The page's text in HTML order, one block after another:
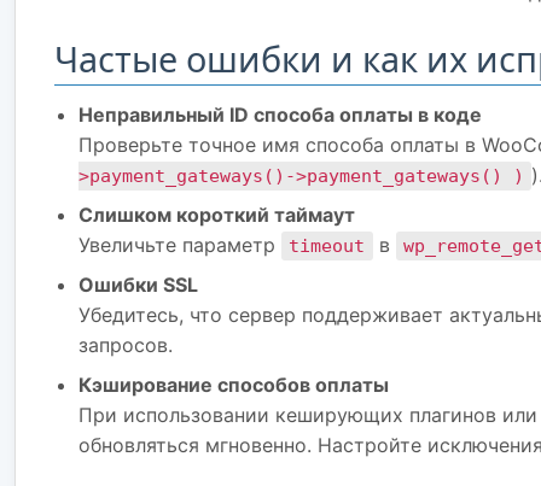
Частые ошибки и как их
Неправильный ID способа оплаты в коде
Проверьте точное имя способа оплаты в
>payment_gateways()->payment_gateways() )
Слишком короткий таймаут
Увеличьте параметр
timeout в
Ошибки SSL
Убедитесь, что сервер поддерживает
запросов.
Кэширование способов оплаты
При использовании кеширующих плагинов
обновляться мгновенно. Настройте